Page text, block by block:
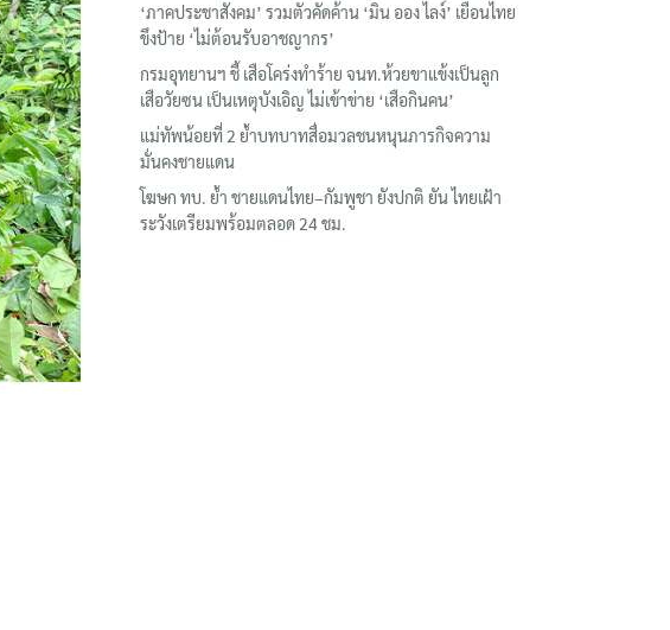
‘ภาคประชาสังคม’ รวมตัวคัดค้าน ‘มิน ออง ไลง์’ เยือนไทย
ขึงป้าย ‘ไม่ต้อนรับอาชญากร’
กรมอุทยานฯ ชี้ เสือโคร่งทำร้าย จนท.ห้วยขาแข้งเป็นลูก
เสือวัยซน เป็นเหตุบังเอิญ ไม่เข้าข่าย ‘เสือกินคน’
แม่ทัพน้อยที่ 2 ย้ำบทบาทสื่อมวลชนหนุนภารกิจความ
มั่นคงชายแดน
โฆษก ทบ. ย้ำ ชายแดนไทย–กัมพูชา ยังปกติ ยัน ไทยเฝ้า
ระวังเตรียมพร้อมตลอด 24 ชม.